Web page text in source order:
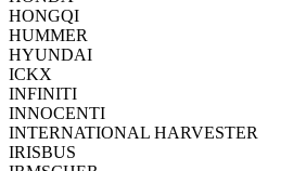
HONGQI
HUMMER
HYUNDAI
ICKX
INFINITI
INNOCENTI
INTERNATIONAL HARVESTER
IRISBUS